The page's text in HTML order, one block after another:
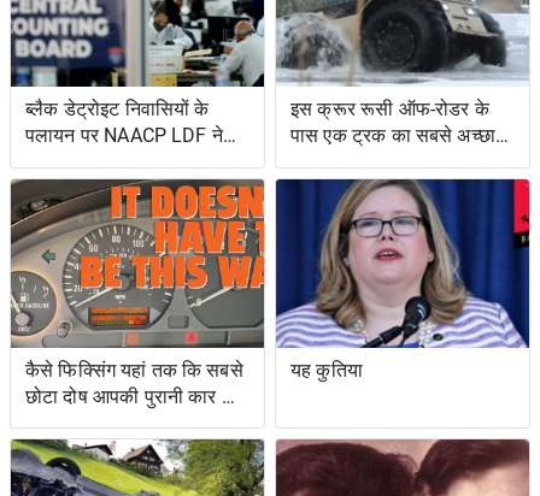
ब्लैक डेट्रोइट निवासियों के
पलायन पर NAACP LDF ने
मुकदमा किया, मिशिगन के वोट
सर्टिफिकेशन को रोकने के
प्रयासों के लिए वोटिंग अधिकार
अधिनियम का उल्लंघन
इस क्रूर रूसी ऑफ-रोडर के
पास एक ट्रक का सबसे अच्छा
और एक उभयचर टैंक का सबसे
अच्छा है
कैसे फिक्सिंग यहां तक ​​कि सबसे
छोटा दोष आपकी पुरानी कार को
नया जैसा महसूस करा सकता है
यह कुतिया